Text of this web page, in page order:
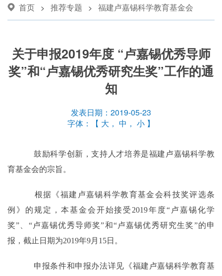
首页 > 推荐专题 > 福建卢嘉锡科学教育基金会
关于申报2019年度 “卢嘉锡优秀导师
奖”和“卢嘉锡优秀研究生奖”工作的通
知
发表日期：2019-05-23
字体：【 大 ， 中 ， 小 】
鼓励科学创新，支持人才培养是福建卢嘉锡科学教
育基金会的宗旨。
根据《福建卢嘉锡科学教育基金会科技奖评选条
例》的规定，本基金会开始接受 2019年度“ 卢嘉锡化学
奖” “卢嘉锡优秀导师奖”和“卢嘉锡优秀研究生奖”的申
报，截止日期为2019年9月 15日 。
申报条件和申报办法详见《福建卢嘉锡科学教育基